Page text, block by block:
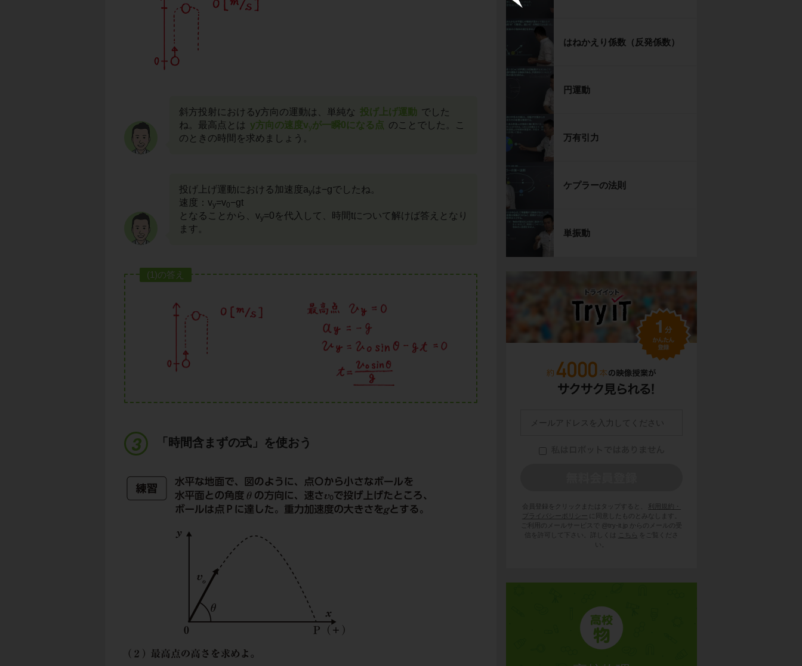
斜方投射におけるy方向の運動は、単純な 投げ上げ運動 でした
ね。最高点とは y方向の速度vyが一瞬0になる点 のことでした。こ
のときの時間を求めましょう。
投げ上げ運動における加速度ayは−gでしたね。
速度：vy=v0−gt
となることから、vy=0を代入して、時間tについて解けば答えとなり
ます。
(1)の答え
「時間含まずの式」を使おう
はねかえり係数（反発係数）
円運動
万有引力
ケプラーの法則
単振動
会員登録をクリックまたはタップすると、
利用規約・
プライバシーポリシー
に同意したものとみなします。
ご利用のメールサービスで @try-it.jp からのメールの受
信を許可して下さい。詳しくは
こちら
をご覧くださ
い。